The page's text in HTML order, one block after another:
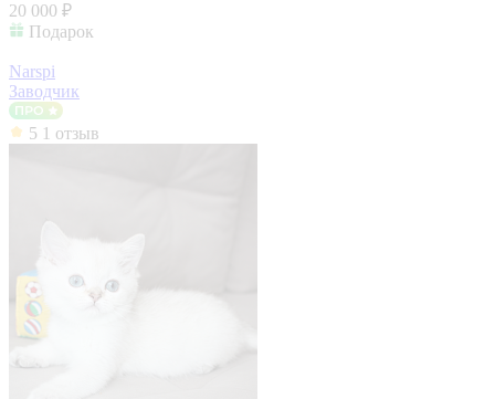
20 000 ₽
Подарок
Narspi
Заводчик
5 1 отзыв